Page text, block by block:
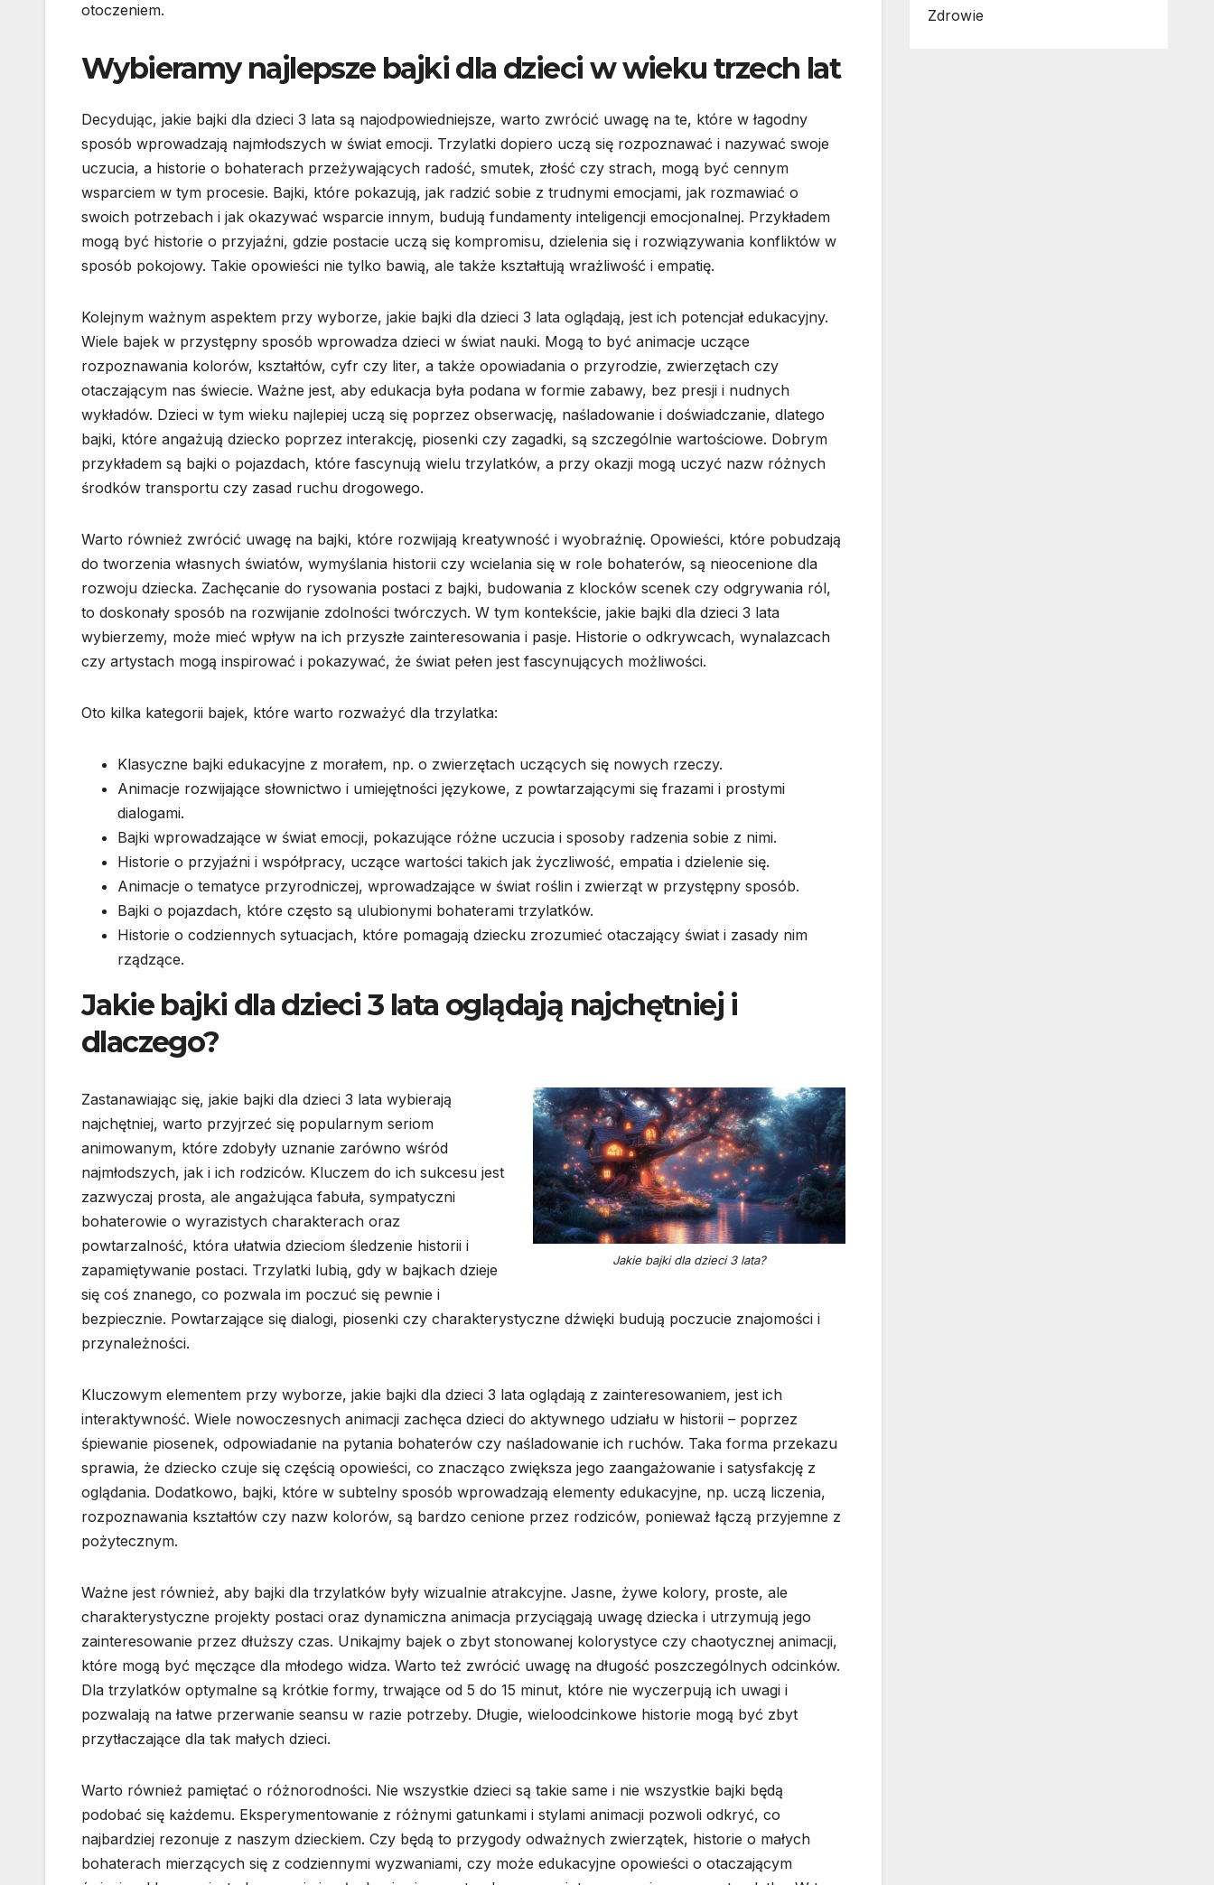
otoczeniem.
Wybieramy najlepsze bajki dla dzieci w wieku trzech lat
Decydując, jakie bajki dla dzieci 3 lata są najodpowiedniejsze, warto zwrócić uwagę na te, które w łagodny
sposób wprowadzają najmłodszych w świat emocji. Trzylatki dopiero uczą się rozpoznawać i nazywać swoje
uczucia, a historie o bohaterach przeżywających radość, smutek, złość czy strach, mogą być cennym
wsparciem w tym procesie. Bajki, które pokazują, jak radzić sobie z trudnymi emocjami, jak rozmawiać o
swoich potrzebach i jak okazywać wsparcie innym, budują fundamenty inteligencji emocjonalnej. Przykładem
mogą być historie o przyjaźni, gdzie postacie uczą się kompromisu, dzielenia się i rozwiązywania konfliktów w
sposób pokojowy. Takie opowieści nie tylko bawią, ale także kształtują wrażliwość i empatię.
Kolejnym ważnym aspektem przy wyborze, jakie bajki dla dzieci 3 lata oglądają, jest ich potencjał edukacyjny.
Wiele bajek w przystępny sposób wprowadza dzieci w świat nauki. Mogą to być animacje uczące
rozpoznawania kolorów, kształtów, cyfr czy liter, a także opowiadania o przyrodzie, zwierzętach czy
otaczającym nas świecie. Ważne jest, aby edukacja była podana w formie zabawy, bez presji i nudnych
wykładów. Dzieci w tym wieku najlepiej uczą się poprzez obserwację, naśladowanie i doświadczanie, dlatego
bajki, które angażują dziecko poprzez interakcję, piosenki czy zagadki, są szczególnie wartościowe. Dobrym
przykładem są bajki o pojazdach, które fascynują wielu trzylatków, a przy okazji mogą uczyć nazw różnych
środków transportu czy zasad ruchu drogowego.
Warto również zwrócić uwagę na bajki, które rozwijają kreatywność i wyobraźnię. Opowieści, które pobudzają
do tworzenia własnych światów, wymyślania historii czy wcielania się w role bohaterów, są nieocenione dla
rozwoju dziecka. Zachęcanie do rysowania postaci z bajki, budowania z klocków scenek czy odgrywania ról,
to doskonały sposób na rozwijanie zdolności twórczych. W tym kontekście, jakie bajki dla dzieci 3 lata
wybierzemy, może mieć wpływ na ich przyszłe zainteresowania i pasje. Historie o odkrywcach, wynalazcach
czy artystach mogą inspirować i pokazywać, że świat pełen jest fascynujących możliwości.
Oto kilka kategorii bajek, które warto rozważyć dla trzylatka:
Klasyczne bajki edukacyjne z morałem, np. o zwierzętach uczących się nowych rzeczy.
Animacje rozwijające słownictwo i umiejętności językowe, z powtarzającymi się frazami i prostymi
dialogami.
Bajki wprowadzające w świat emocji, pokazujące różne uczucia i sposoby radzenia sobie z nimi.
Historie o przyjaźni i współpracy, uczące wartości takich jak życzliwość, empatia i dzielenie się.
Animacje o tematyce przyrodniczej, wprowadzające w świat roślin i zwierząt w przystępny sposób.
Bajki o pojazdach, które często są ulubionymi bohaterami trzylatków.
Historie o codziennych sytuacjach, które pomagają dziecku zrozumieć otaczający świat i zasady nim
rządzące.
Jakie bajki dla dzieci 3 lata oglądają najchętniej i
dlaczego?
Jakie bajki dla dzieci 3 lata?
Zastanawiając się, jakie bajki dla dzieci 3 lata wybierają
najchętniej, warto przyjrzeć się popularnym seriom
animowanym, które zdobyły uznanie zarówno wśród
najmłodszych, jak i ich rodziców. Kluczem do ich sukcesu jest
zazwyczaj prosta, ale angażująca fabuła, sympatyczni
bohaterowie o wyrazistych charakterach oraz
powtarzalność, która ułatwia dzieciom śledzenie historii i
zapamiętywanie postaci. Trzylatki lubią, gdy w bajkach dzieje
się coś znanego, co pozwala im poczuć się pewnie i
bezpiecznie. Powtarzające się dialogi, piosenki czy charakterystyczne dźwięki budują poczucie znajomości i
przynależności.
Kluczowym elementem przy wyborze, jakie bajki dla dzieci 3 lata oglądają z zainteresowaniem, jest ich
interaktywność. Wiele nowoczesnych animacji zachęca dzieci do aktywnego udziału w historii – poprzez
śpiewanie piosenek, odpowiadanie na pytania bohaterów czy naśladowanie ich ruchów. Taka forma przekazu
sprawia, że dziecko czuje się częścią opowieści, co znacząco zwiększa jego zaangażowanie i satysfakcję z
oglądania. Dodatkowo, bajki, które w subtelny sposób wprowadzają elementy edukacyjne, np. uczą liczenia,
rozpoznawania kształtów czy nazw kolorów, są bardzo cenione przez rodziców, ponieważ łączą przyjemne z
pożytecznym.
Ważne jest również, aby bajki dla trzylatków były wizualnie atrakcyjne. Jasne, żywe kolory, proste, ale
charakterystyczne projekty postaci oraz dynamiczna animacja przyciągają uwagę dziecka i utrzymują jego
zainteresowanie przez dłuższy czas. Unikajmy bajek o zbyt stonowanej kolorystyce czy chaotycznej animacji,
które mogą być męczące dla młodego widza. Warto też zwrócić uwagę na długość poszczególnych odcinków.
Dla trzylatków optymalne są krótkie formy, trwające od 5 do 15 minut, które nie wyczerpują ich uwagi i
pozwalają na łatwe przerwanie seansu w razie potrzeby. Długie, wieloodcinkowe historie mogą być zbyt
przytłaczające dla tak małych dzieci.
Warto również pamiętać o różnorodności. Nie wszystkie dzieci są takie same i nie wszystkie bajki będą
podobać się każdemu. Eksperymentowanie z różnymi gatunkami i stylami animacji pozwoli odkryć, co
najbardziej rezonuje z naszym dzieckiem. Czy będą to przygody odważnych zwierzątek, historie o małych
bohaterach mierzących się z codziennymi wyzwaniami, czy może edukacyjne opowieści o otaczającym
Zdrowie